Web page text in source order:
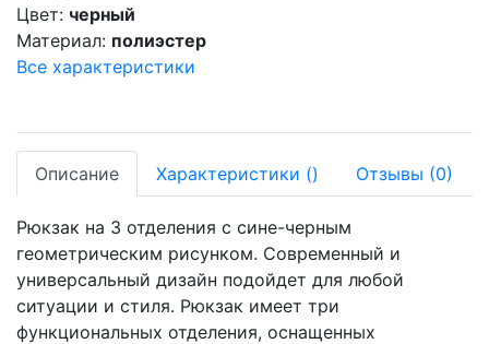
Цвет: черный
Материал: полиэстер
Все характеристики
Описание Характеристики () Отзывы (0)
Рюкзак на 3 отделения с сине-черным
геометрическим рисунком. Современный и
универсальный дизайн подойдет для любой
ситуации и стиля. Рюкзак имеет три
функциональных отделения, оснащенных